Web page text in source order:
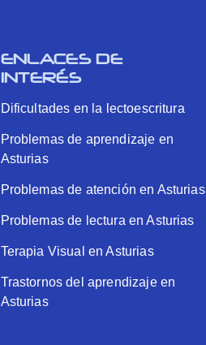
ENLACES DE
INTERÉS
Dificultades en la lectoescritura
Problemas de aprendizaje en
Asturias
Problemas de atención en Asturias
Problemas de lectura en Asturias
Terapia Visual en Asturias
Trastornos del aprendizaje en
Asturias